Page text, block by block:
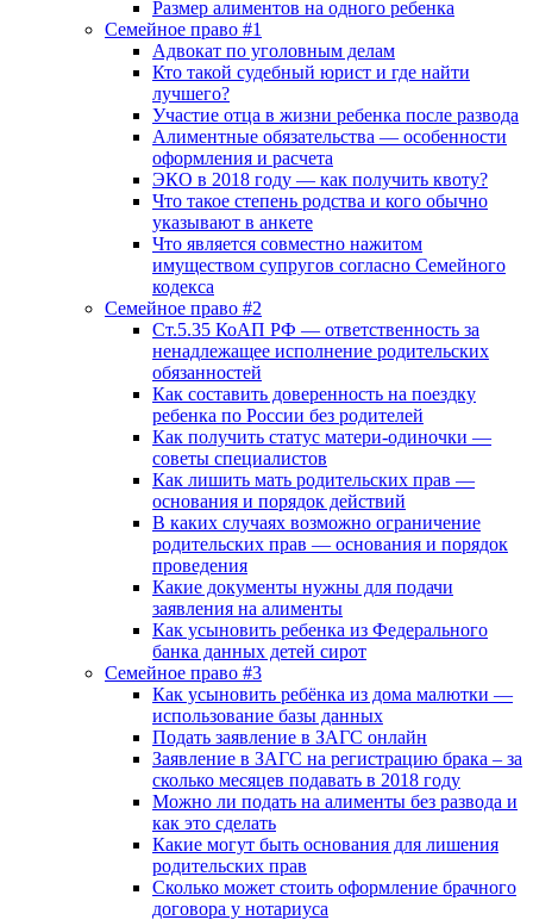
Размер алиментов на одного ребенка
Семейное право #1
Адвокат по уголовным делам
Кто такой судебный юрист и где найти
лучшего?
Участие отца в жизни ребенка после развода
Алиментные обязательства — особенности
оформления и расчета
ЭКО в 2018 году — как получить квоту?
Что такое степень родства и кого обычно
указывают в анкете
Что является совместно нажитом
имуществом супругов согласно Семейного
кодекса
Семейное право #2
Ст.5.35 КоАП РФ — ответственность за
ненадлежащее исполнение родительских
обязанностей
Как составить доверенность на поездку
ребенка по России без родителей
Как получить статус матери-одиночки —
советы специалистов
Как лишить мать родительских прав —
основания и порядок действий
В каких случаях возможно ограничение
родительских прав — основания и порядок
проведения
Какие документы нужны для подачи
заявления на алименты
Как усыновить ребенка из Федерального
банка данных детей сирот
Семейное право #3
Как усыновить ребёнка из дома малютки —
использование базы данных
Подать заявление в ЗАГС онлайн
Заявление в ЗАГС на регистрацию брака – за
сколько месяцев подавать в 2018 году
Можно ли подать на алименты без развода и
как это сделать
Какие могут быть основания для лишения
родительских прав
Сколько может стоить оформление брачного
договора у нотариуса